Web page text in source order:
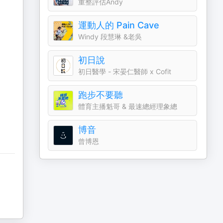
重整評估Andy
運動人的 Pain Cave
Windy 段慧琳 &老吳
初日說
初日醫學 - 宋晏仁醫師 x Cofit
跑步不要聽
體育主播魁哥 & 最速總經理象總
博音
曾博恩